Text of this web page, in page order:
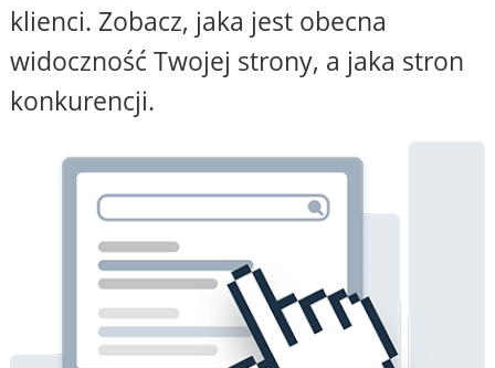
klienci. Zobacz, jaka jest obecna
widoczność Twojej strony, a jaka stron
konkurencji.